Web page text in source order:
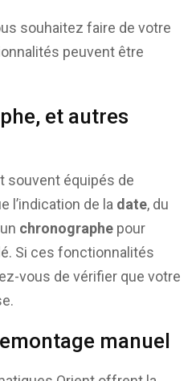
souhaitez faire de votre
peuvent être
et autres
souvent équipés de
l’indication de la date, du
chronographe pour
Si ces fonctionnalités
vous de vérifier que votre
manuel